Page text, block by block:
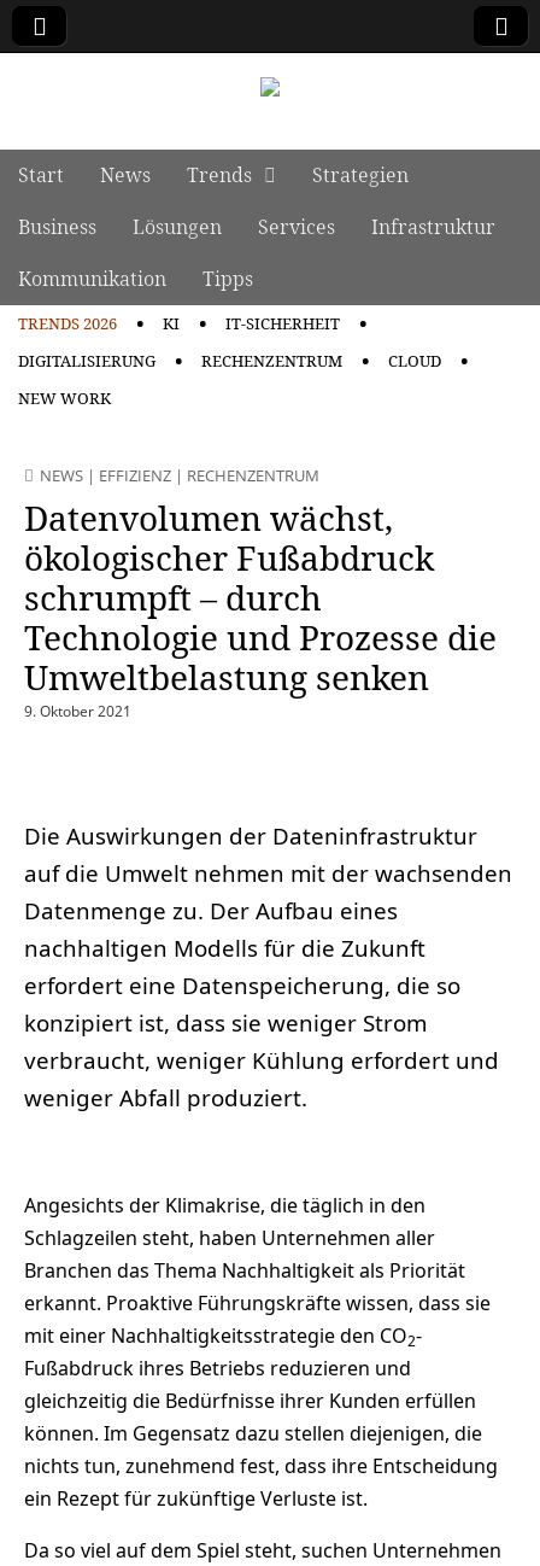
Main menu
Skip to content
Start News Trends
Strategien
Business
Lösungen Services
Infrastruktur
Kommunikation
Tipps
TRENDS 2026 KI
IT-SICHERHEIT
DIGITALISIERUNG
RECHENZENTRUM
CLOUD
NEW WORK
NEWS | EFFIZIENZ | RECHENZENTRUM
Datenvolumen wächst,
ökologischer Fußabdruck
schrumpft – durch
Technologie und Prozesse die
Umweltbelastung senken
9. Oktober 2021
Die Auswirkungen der Dateninfrastruktur
auf die Umwelt nehmen mit der wachsenden
Datenmenge zu. Der Aufbau eines
nachhaltigen Modells für die Zukunft
erfordert eine Datenspeicherung, die so
konzipiert ist, dass sie weniger Strom
verbraucht, weniger Kühlung erfordert und
weniger Abfall produziert.
Angesichts der Klimakrise, die täglich in den
Schlagzeilen steht, haben Unternehmen aller
Branchen das Thema Nachhaltigkeit als Priorität
erkannt. Proaktive Führungskräfte wissen, dass sie
mit einer Nachhaltigkeitsstrategie den CO2-
Fußabdruck ihres Betriebs reduzieren und
gleichzeitig die Bedürfnisse ihrer Kunden erfüllen
können. Im Gegensatz dazu stellen diejenigen, die
nichts tun, zunehmend fest, dass ihre Entscheidung
ein Rezept für zukünftige Verluste ist.
Da so viel auf dem Spiel steht, suchen Unternehmen